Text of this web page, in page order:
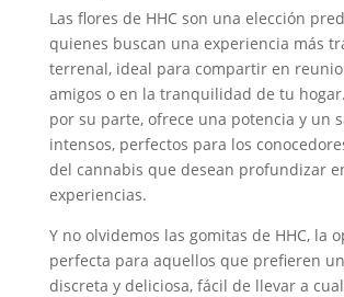
Las flores de HHC son una elección
quienes buscan una experiencia más
terrenal, ideal para compartir en
amigos o en la tranquilidad de tu
por su parte, ofrece una potencia y un
intensos, perfectos para los
del cannabis que desean profundizar
experiencias.
Y no olvidemos las gomitas de HHC, la
perfecta para aquellos que prefieren
discreta y deliciosa, fácil de llevar a